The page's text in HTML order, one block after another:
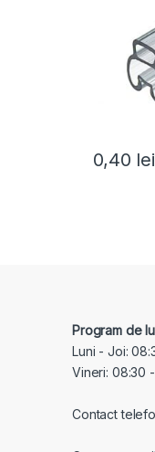
0,40 lei
Program de
Luni - Joi:
Vineri: 08:30
Contact